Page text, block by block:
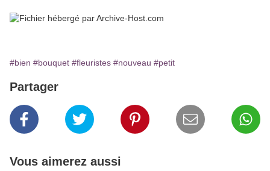
#bien #bouquet #fleuristes #nouveau #petit
Partager
Vous aimerez aussi